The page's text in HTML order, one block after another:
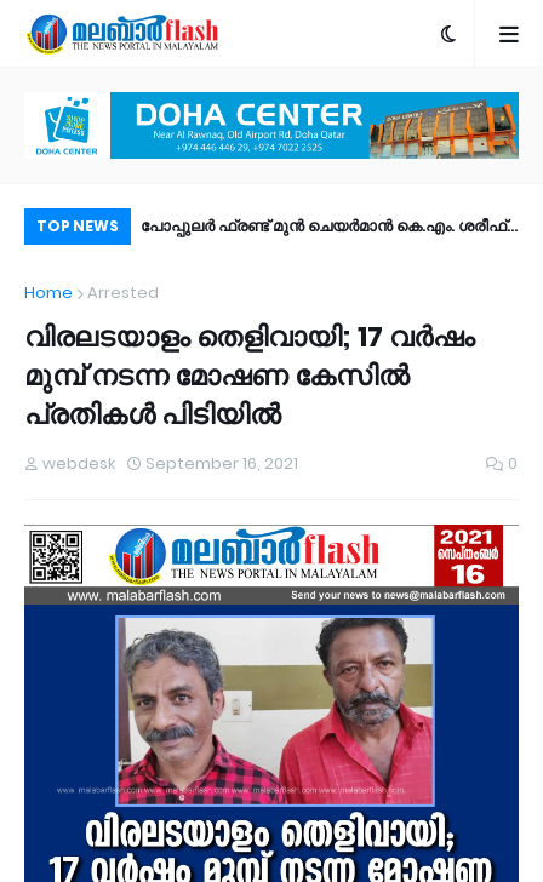
TOP NEWS
ഐഒഎസ് 27
പോപ്പുലർ ഫ്രണ്ട്​ മുൻ ചെയർമാൻ കെ.എം. ശരീഫ്​
Home Arrested
വിരലടയാളം തെളിവായി; 17 വര്‍ഷം
മുമ്പ് നടന്ന മോഷണ കേസില്‍
പ്രതികള്‍ പിടിയില്‍
webdesk September 16, 2021 0